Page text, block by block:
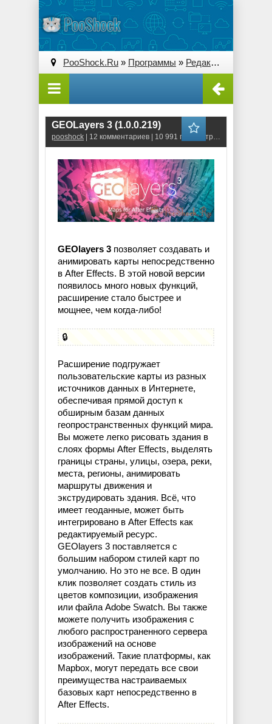
PooShock.Ru » Программы » Редакторы видео
GEOLayers 3 (1.0.0.219)
pooshock | 12 комментариев | 10 991 просмотров
GEOlayers 3 позволяет создавать и
анимировать карты непосредственно
в After Effects. В этой новой версии
появилось много новых функций,
расширение стало быстрее и
мощнее, чем когда-либо!
🔒
Расширение подгружает
пользовательские карты из разных
источников данных в Интернете,
обеспечивая прямой доступ к
обширным базам данных
геопространственных функций мира.
Вы можете легко рисовать здания в
слоях формы After Effects, выделять
границы страны, улицы, озера, реки,
места, регионы, анимировать
маршруты движения и
экструдировать здания. Всё, что
имеет геоданные, может быть
интегрировано в After Effects как
редактируемый ресурс.
GEOlayers 3 поставляется с
большим набором стилей карт по
умолчанию. Но это не все. В один
клик позволяет создать стиль из
цветов композиции, изображения
или файла Adobe Swatch. Вы также
можете получить изображения с
любого распространенного сервера
изображений на основе
изображений. Такие платформы, как
Mapbox, могут передать все свои
преимущества настраиваемых
базовых карт непосредственно в
After Effects.